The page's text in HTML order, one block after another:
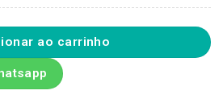
ao carrinho